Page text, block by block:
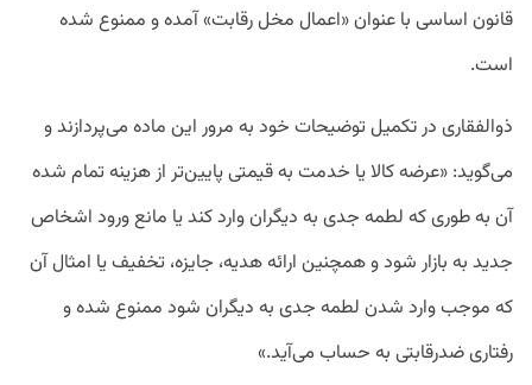
قانون اساسی با عنوان «اعمال مخل رقابت» آمده و ممنوع شده
است.
ذوالفقاری در تکمیل توضیحات خود به مرور این ماده می‌پردازند و
می‌گوید: «عرضه کالا یا خدمت به قیمتی پایین‌تر از هزینه تمام شده
آن به طوری که لطمه جدی به دیگران وارد کند یا مانع ورود اشخاص
جدید به بازار شود و همچنین ارائه هدیه، جایزه، تخفیف یا امثال آن
که موجب وارد شدن لطمه جدی به دیگران شود ممنوع شده و
رفتاری ضدرقابتی به حساب می‌آید.»